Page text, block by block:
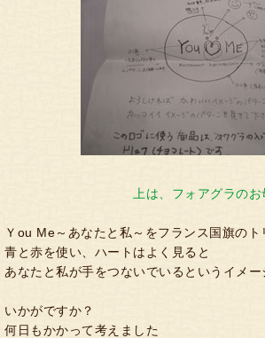
上は、フォアグラのお
Ｙou Me～あなたと私～をフランス国旗の
青と赤を使い、ハートはよく見ると
あなたと私が手をつないでいるというイメー
いかがですか？
何日もかかって考えました